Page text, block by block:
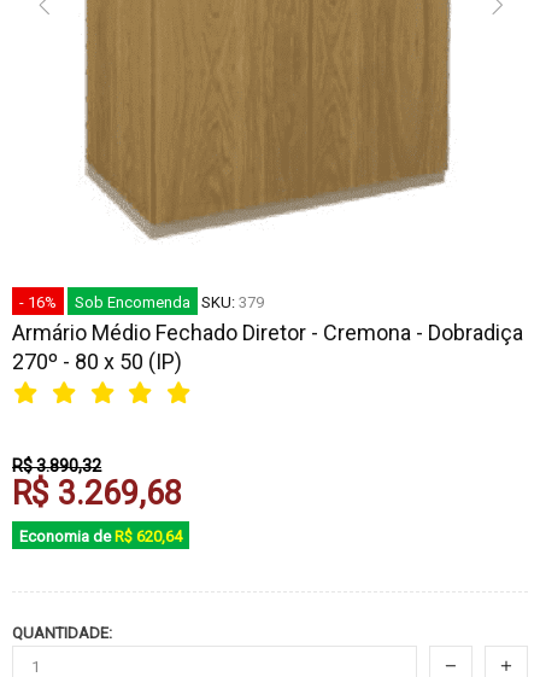
- 16% Sob Encomenda SKU: 379
Armário Médio Fechado Diretor - Cremona - Dobradiça
270º - 80 x 50 (IP)
R$ 3.890,32
R$ 3.269,68
Economia de R$ 620,64
QUANTIDADE: